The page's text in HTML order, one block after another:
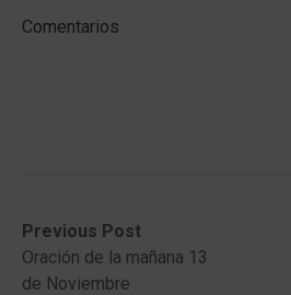
Comentarios
Post
navigation
Previous Post
Previous
post:Oración de la mañana 13
de Noviembre
Next
post: